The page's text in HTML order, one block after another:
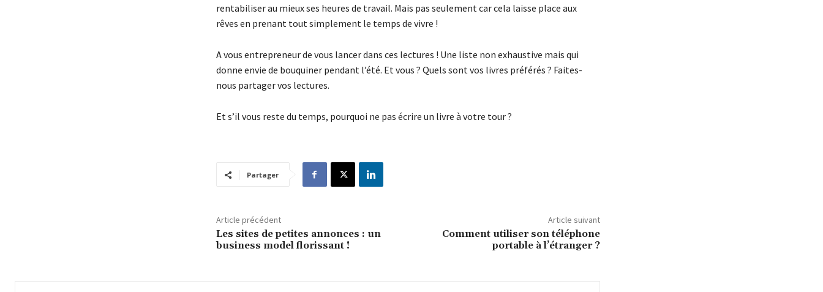
rentabiliser au mieux ses heures de travail. Mais pas seulement car cela laisse place aux
rêves en prenant tout simplement le temps de vivre !
A vous entrepreneur de vous lancer dans ces lectures ! Une liste non exhaustive mais qui
donne envie de bouquiner pendant l’été. Et vous ? Quels sont vos livres préférés ? Faites-
nous partager vos lectures.
Et s’il vous reste du temps, pourquoi ne pas écrire un livre à votre tour ?
Partager
Article précédent
Les sites de petites annonces : un
business model florissant !
Article suivant
Comment utiliser son téléphone
portable à l’étranger ?